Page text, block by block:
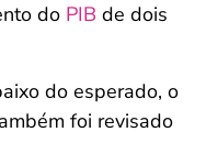
do PIB de dois
do esperado, o
foi revisado